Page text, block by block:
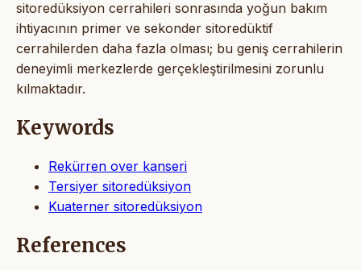
sitoredüksiyon cerrahileri sonrasında yoğun bakım
ihtiyacının primer ve sekonder sitoredüktif
cerrahilerden daha fazla olması; bu geniş cerrahilerin
deneyimli merkezlerde gerçekleştirilmesini zorunlu
kılmaktadır.
Keywords
Rekürren over kanseri
Tersiyer sitoredüksiyon
Kuaterner sitoredüksiyon
References